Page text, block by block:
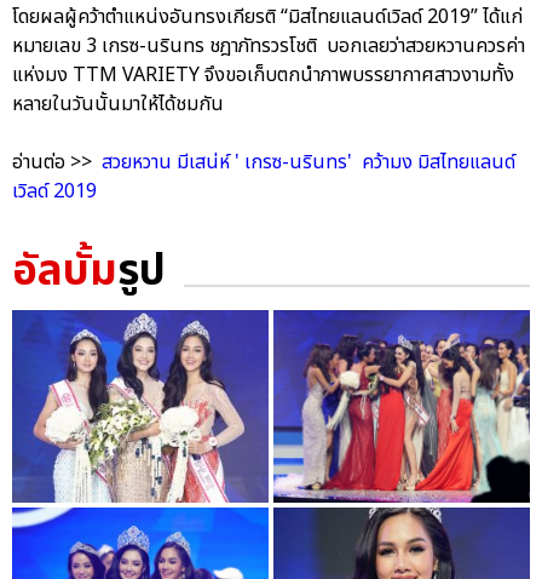
โดยผลผู้คว้าตำแหน่งอันทรงเกียรติ “มิสไทยแลนด์เวิลด์ 2019” ได้แก่
หมายเลข 3 เกรซ-นรินทร ชฎาภัทรวรโชติ บอกเลยว่าสวยหวานควรค่า
แห่งมง TTM VARIETY จึงขอเก็บตกนำภาพบรรยากาศสาวงามทั้ง
หลายในวันนั้นมาให้ได้ชมกัน
อ่านต่อ >> สวยหวาน มีเสน่ห์ ' เกรซ-นรินทร' คว้ามง มิสไทยแลนด์
เวิลด์ 2019
อัลบั้มรูป